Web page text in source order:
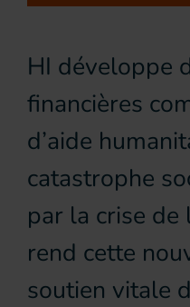
HI développe
financières
d’aide
catastrophe
par la crise de
rend cette
soutien vitale